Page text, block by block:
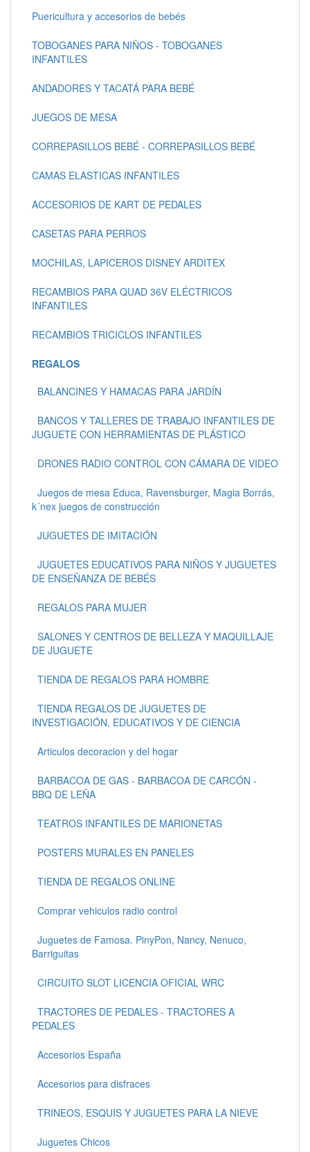
Puericultura y accesorios de bebés
TOBOGANES PARA NIÑOS - TOBOGANES
INFANTILES
ANDADORES Y TACATÁ PARA BEBÉ
JUEGOS DE MESA
CORREPASILLOS BEBÉ - CORREPASILLOS BEBÉ
CAMAS ELASTICAS INFANTILES
ACCESORIOS DE KART DE PEDALES
CASETAS PARA PERROS
MOCHILAS, LAPICEROS DISNEY ARDITEX
RECAMBIOS PARA QUAD 36V ELÉCTRICOS
INFANTILES
RECAMBIOS TRICICLOS INFANTILES
REGALOS
BALANCINES Y HAMACAS PARA JARDÍN
BANCOS Y TALLERES DE TRABAJO INFANTILES DE
JUGUETE CON HERRAMIENTAS DE PLÁSTICO
DRONES RADIO CONTROL CON CÁMARA DE VIDEO
Juegos de mesa Educa, Ravensburger, Magia Borrás,
k´nex juegos de construcción
JUGUETES DE IMITACIÓN
JUGUETES EDUCATIVOS PARA NIÑOS Y JUGUETES
DE ENSEÑANZA DE BEBÉS
REGALOS PARA MUJER
SALONES Y CENTROS DE BELLEZA Y MAQUILLAJE
DE JUGUETE
TIENDA DE REGALOS PARA HOMBRE
TIENDA REGALOS DE JUGUETES DE
INVESTIGACIÓN, EDUCATIVOS Y DE CIENCIA
Articulos decoracion y del hogar
BARBACOA DE GAS - BARBACOA DE CARCÓN -
BBQ DE LEÑA
TEATROS INFANTILES DE MARIONETAS
POSTERS MURALES EN PANELES
TIENDA DE REGALOS ONLINE
Comprar vehiculos radio control
Juguetes de Famosa. PinyPon, Nancy, Nenuco,
Barriguitas
CIRCUITO SLOT LICENCIA OFICIAL WRC
TRACTORES DE PEDALES - TRACTORES A
PEDALES
Accesorios España
Accesorios para disfraces
TRINEOS, ESQUIS Y JUGUETES PARA LA NIEVE
Juguetes Chicos